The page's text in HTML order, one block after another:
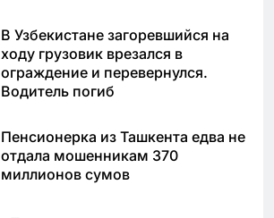
В Узбекистане загоревшийся на
ходу грузовик врезался в
ограждение и перевернулся.
Водитель погиб
Пенсионерка из Ташкента едва не
отдала мошенникам 370
миллионов сумов